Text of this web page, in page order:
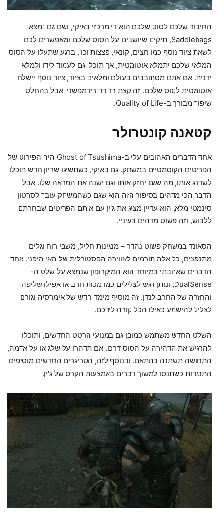
החיבור שלכם לסוס שלכם הוא די מרכזי באיקי, ושם גם נמצא
Saddlebags, תיקים שיושבים על הסוס שלכם ומאפשרים לכם
לשאת ציוד נוסף כמו חצים, קונאי, פצצות וכו'. ברגע שתעלו על הסוס
המלאי שלכם יתמלא אוטומטית, אך תוכלו גם לעמוד לידו ולמלא
ידנית. אם אתם מסתובבים בעולם ומלאים בציוד, ציוד נוסף יישלח
אוטומטית לסוס שלכם. זה קצת רד דד רידמפשני, אבל בהחלט
שיפור מבורך ב-Quality of Life.
קטאנה קונטרולר
אחד הדברים האהובים עלי ב-Ghost of Tsushima היה הפירוט של
הפריטים הקוסמטיים במשחק. גם באיקי, כשתשיגו שריון חדש תוכלו
לשדרג אותו, מה שגם יחזק אותו וגם ישנה את המראה שלו. אבל
הדבר הכי מדהים בסיפור הזה הוא שגם כשהמשחק עובר לסרטון
סינמטי מלא, הוא עדיין מציג את ג'ין עם אותם הפריטים שבחרתם
ללבוש, וזה פשוט מדהים בעיניי.
הסאונד במשחק פשוט נהדר – מנגינות חליל, משבי רוח וגלים
מתנפצים, כל אלה תורמים לאווירה הפסטורלית של האי היפני. אחד
הדברים שאהבתי במיוחד הוא המיקרופון שנמצא על שלט ה-
DualSense, ונותן דגש לצלילים כמו מכות חרב או אפילו שליפה
והחזרה של החרב לנדן. זה מוסיף מימד חדש של אימרסיה וגורם
לצליל להישמע כאילו הכל קורה לידכם.
השלט החדש משתמש כמובן גם במנועי הרטט החדשים, ותוכלו
להרגיש את הדהירה על הסוס דרכו. אם תדהרו על שלג או על אדמה,
התחושה תשתנה בהתאם. ובנוסף לזה, הטריגרים החדשים מוסיפים
התנגדות כשתנסו למשוך דברים באמצעות הקרס של ג'ין.